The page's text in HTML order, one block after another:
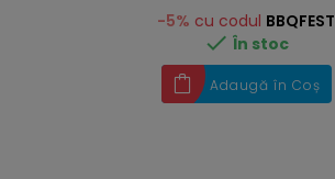
-5% cu codul BBQFEST
 În stoc
Adaugă în Coș